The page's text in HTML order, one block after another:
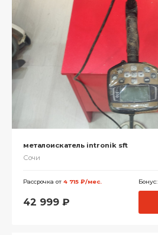
металоискатель intronik sft
Сочи
Рассрочка от 4 715 ₽/мес. Бонус:
42 999 ₽